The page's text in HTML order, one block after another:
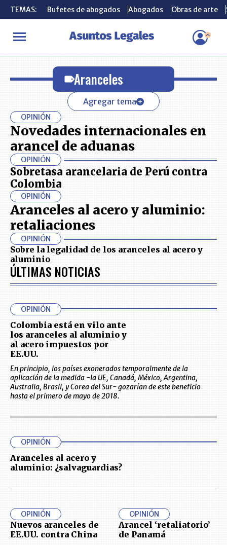
TEMAS: Bufetes de abogados Abogados Obras de arte
INICIO Aranceles
TEMAS: Bufetes de abogados Abogados Obras de arte
Aranceles
Agregar tema
OPINIÓN
Novedades internacionales en
arancel de aduanas
OPINIÓN
Sobretasa arancelaria de Perú contra
Colombia
OPINIÓN
Aranceles al acero y aluminio:
retaliaciones
OPINIÓN
Sobre la legalidad de los aranceles al acero y
aluminio
ÚLTIMAS NOTICIAS
OPINIÓN
Colombia está en vilo ante
los aranceles al aluminio y
al acero impuestos por
EE.UU.
En principio, los países exonerados temporalmente de la
aplicación de la medida -la UE, Canadá, México, Argentina,
Australia, Brasil, y Corea del Sur- gozarían de este beneficio
hasta el primero de mayo de 2018.
OPINIÓN
Aranceles al acero y
aluminio: ¿salvaguardias?
OPINIÓN
Nuevos aranceles de
EE.UU. contra China
OPINIÓN
Arancel ‘retaliatorio’
de Panamá